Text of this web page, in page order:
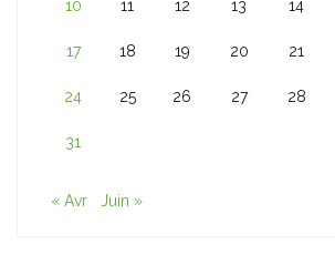
10 11 12 13 14
17 18 19 20 21
24 25 26 27 28
31
« Avr Juin »